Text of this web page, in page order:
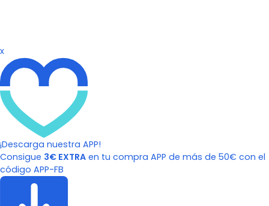
x
¡Descarga nuestra APP!
Consigue 3€ EXTRA en tu compra APP de más de 50€ con el
código APP-FB